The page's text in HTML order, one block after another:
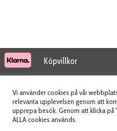
Köpvillkor
© 2026 Tidab AB -
Vi använder cookies på vår
relevanta upplevelsen genom att
upprepa besök. Genom att klicka på
ALLA cookies används.